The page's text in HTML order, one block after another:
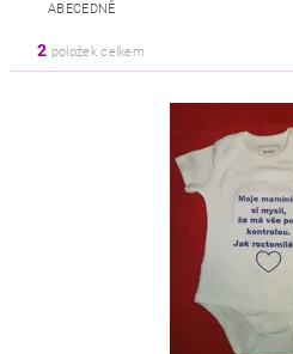
ABECEDNĚ
2 položek celkem